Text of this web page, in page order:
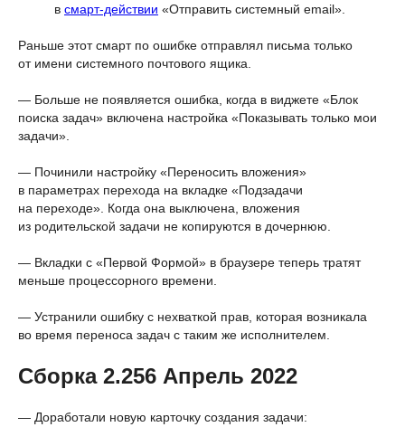
в смарт-действии «Отправить системный email».
Раньше этот смарт по ошибке отправлял письма только
от имени системного почтового ящика.
— Больше не появляется ошибка, когда в виджете «Блок
поиска задач» включена настройка «Показывать только мои
задачи».
— Починили настройку «Переносить вложения»
в параметрах перехода на вкладке «Подзадачи
на переходе». Когда она выключена, вложения
из родительской задачи не копируются в дочернюю.
— Вкладки с «Первой Формой» в браузере теперь тратят
меньше процессорного времени.
— Устранили ошибку с нехваткой прав, которая возникала
во время переноса задач с таким же исполнителем.
Сборка 2.256 Апрель 2022
— Доработали новую карточку создания задачи: